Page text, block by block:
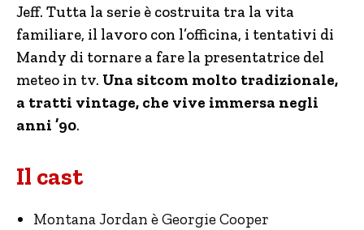
Jeff. Tutta la serie è costruita tra la vita
familiare, il lavoro con l’officina, i tentativi di
Mandy di tornare a fare la presentatrice del
meteo in tv. Una sitcom molto tradizionale,
a tratti vintage, che vive immersa negli
anni ’90.
Il cast
Montana Jordan è Georgie Cooper